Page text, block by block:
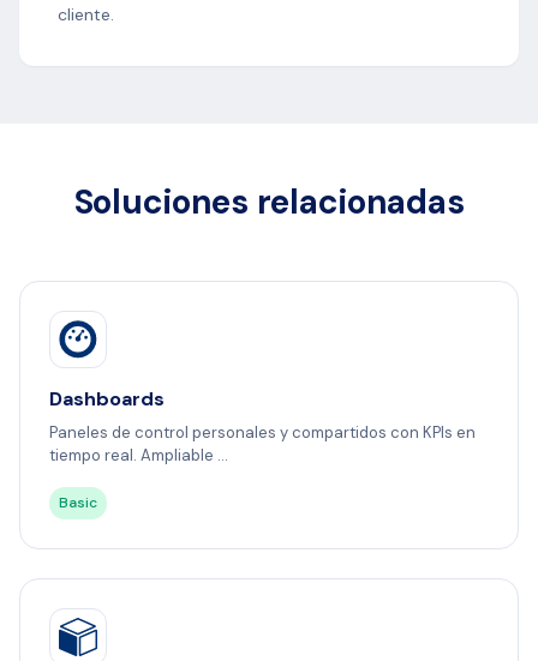
cliente.
Soluciones relacionadas
Dashboards
Paneles de control personales y compartidos con KPIs en
tiempo real. Ampliable ...
Basic